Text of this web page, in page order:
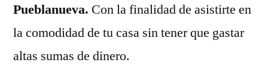
Pueblanueva. Con la finalidad de asistirte en
la comodidad de tu casa sin tener que gastar
altas sumas de dinero.